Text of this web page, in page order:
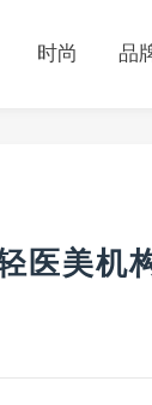
时尚 品
医美机